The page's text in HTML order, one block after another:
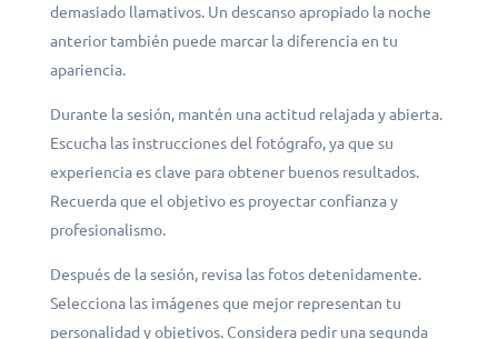
demasiado llamativos. Un descanso apropiado la noche
anterior también puede marcar la diferencia en tu
apariencia.
Durante la sesión, mantén una actitud relajada y abierta.
Escucha las instrucciones del fotógrafo, ya que su
experiencia es clave para obtener buenos resultados.
Recuerda que el objetivo es proyectar confianza y
profesionalismo.
Después de la sesión, revisa las fotos detenidamente.
Selecciona las imágenes que mejor representan tu
personalidad y objetivos. Considera pedir una segunda